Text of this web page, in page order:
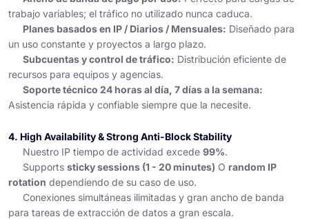
trabajo variables; el tráfico no utilizado nunca caduca.
Planes basados ​​en IP / Diarios / Mensuales: Diseñado para
un uso constante y proyectos a largo plazo.
Subcuentas y control de tráfico: Distribución eficiente de
recursos para equipos y agencias.
Soporte técnico 24 horas al día, 7 días a la semana:
Asistencia rápida y confiable siempre que la necesite.
4. High Availability & Strong Anti-Block Stability
Nuestro IP tiempo de actividad excede 99%.
Supports sticky sessions (1 - 20 minutes) O random IP
rotation dependiendo de su caso de uso.
Conexiones simultáneas ilimitadas y gran ancho de banda
para tareas de extracción de datos a gran escala.